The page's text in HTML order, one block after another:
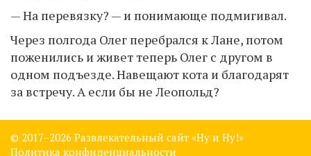
— На перевязку? — и понимающе подмигивал.
Через полгода Олег перебрался к Лане, потом
поженились и живет теперь Олег с другом в
одном подъезде. Навещают кота и благодарят
за встречу. А если бы не Леопольд?
© 2017–2026 Развлекательный сайт «Ну и Ну!»
Политика конфиденциальности